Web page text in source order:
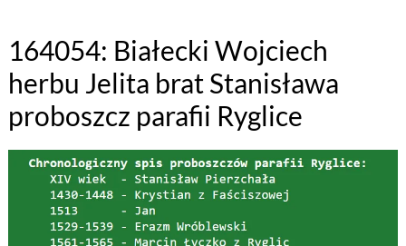
164054: Białecki Wojciech
herbu Jelita brat Stanisława
proboszcz parafii Ryglice